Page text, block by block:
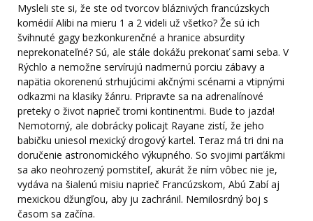
Mysleli ste si, že ste od tvorcov bláznivých francúzskych
komédií Alibi na mieru 1 a 2 videli už všetko? Že sú ich
švihnuté gagy bezkonkurenčné a hranice absurdity
neprekonateľné? Sú, ale stále dokážu prekonať sami seba. V
Rýchlo a nemožne servírujú nadmernú porciu zábavy a
napätia okorenenú strhujúcimi akčnými scénami a vtipnými
odkazmi na klasiky žánru. Pripravte sa na adrenalínové
preteky o život naprieč tromi kontinentmi. Bude to jazda!
Nemotorný, ale dobrácky policajt Rayane zistí, že jeho
babičku uniesol mexický drogový kartel. Teraz má tri dni na
doručenie astronomického výkupného. So svojimi parťákmi
sa ako neohrozený pomstiteľ, akurát že ním vôbec nie je,
vydáva na šialenú misiu naprieč Francúzskom, Abú Zabí aj
mexickou džungľou, aby ju zachránil. Nemilosrdný boj s
časom sa začína.